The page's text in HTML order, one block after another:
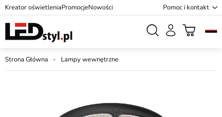
Kreator oświetleniaPromocjeNowości Pomoc i kontakt
Strona Główna Lampy wewnętrzne